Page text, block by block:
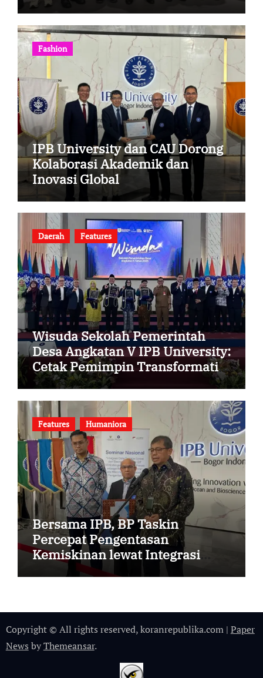
Fashion
IPB University dan CAU Dorong
Kolaborasi Akademik dan
Inovasi Global
Daerah Features
Wisuda Sekolah Pemerintah
Desa Angkatan V IPB University:
Cetak Pemimpin Transformatif
Desa Berbasis Data
Features Humaniora
Bersama IPB, BP Taskin
Percepat Pengentasan
Kemiskinan lewat Integrasi
DTSEN dan Data Desa Presisi
Copyright © All rights reserved, koranrepublika.com | Paper
News byThemeansar.